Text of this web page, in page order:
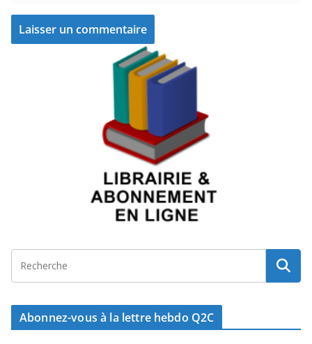
Abonnez-vous à la lettre hebdo Q2C